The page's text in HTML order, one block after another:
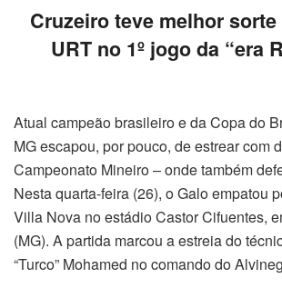
Cruzeiro teve melhor
URT no 1º jogo da “era
Atual campeão brasileiro e da Copa do
MG escapou, por pouco, de estrear com
Campeonato Mineiro – onde também
Nesta quarta-feira (26), o Galo empatou
Villa Nova no estádio Castor Cifuentes,
(MG). A partida marcou a estreia do
“Turco” Mohamed no comando do